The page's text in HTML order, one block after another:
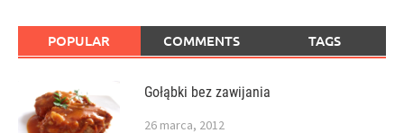
POPULAR COMMENTS TAGS
Gołąbki bez zawijania
26 marca, 2012